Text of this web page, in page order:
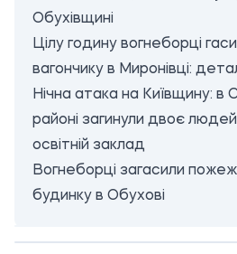
Обухівщині
Цілу годину вогнеборці
вагончику в Миронівці:
Нічна атака на Київщину: в
районі загинули двоє
освітній заклад
Вогнеборці загасили
будинку в Обухові